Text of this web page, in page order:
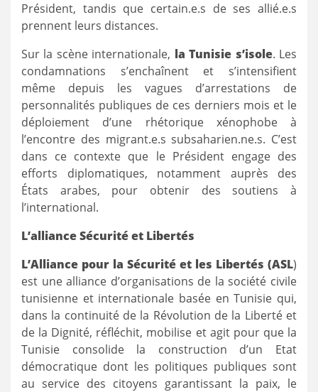
Président, tandis que certain.e.s de ses allié.e.s
prennent leurs distances.
Sur la scène internationale, la Tunisie s’isole. Les
condamnations s’enchaînent et s’intensifient
même depuis les vagues d’arrestations de
personnalités publiques de ces derniers mois et le
déploiement d’une rhétorique xénophobe à
l’encontre des migrant.e.s subsaharien.ne.s. C’est
dans ce contexte que le Président engage des
efforts diplomatiques, notamment auprès des
États arabes, pour obtenir des soutiens à
l’international.
L’alliance Sécurité et Libertés
L’Alliance pour la Sécurité et les Libertés (ASL)
est une alliance d’organisations de la société civile
tunisienne et internationale basée en Tunisie qui,
dans la continuité de la Révolution de la Liberté et
de la Dignité, réfléchit, mobilise et agit pour que la
Tunisie consolide la construction d’un Etat
démocratique dont les politiques publiques sont
au service des citoyens garantissant la paix, le